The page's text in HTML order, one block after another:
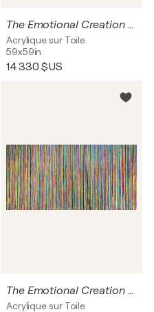
The Emotional Creation #229
Acrylique sur Toile
59x59in
14 330 $US
The Emotional Creation #276
Acrylique sur Toile